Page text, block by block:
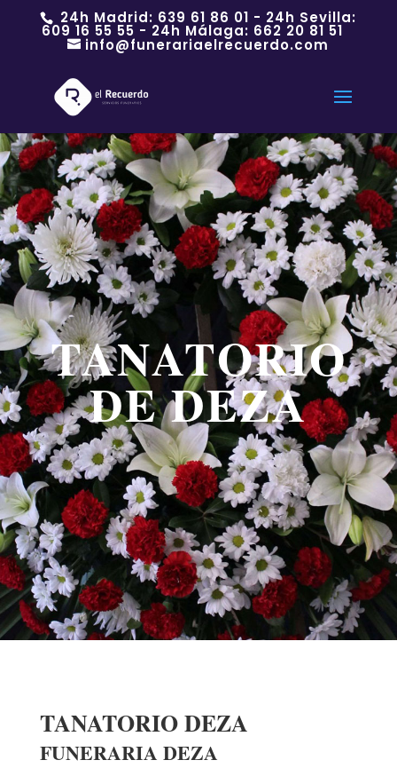
24h Madrid: 639 61 86 01 - 24h Sevilla:
609 16 55 55 - 24h Málaga: 662 20 81 51
info@funerariaelrecuerdo.com
TANATORIO
DE DEZA
TANATORIO DEZA
FUNERARIA DEZA